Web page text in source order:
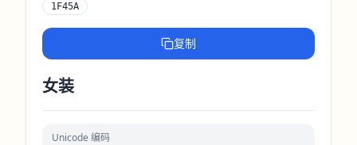
1F45A
复制
女装
Unicode 编码